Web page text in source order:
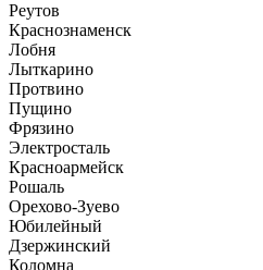
Реутов
Краснознаменск
Лобня
Лыткарино
Протвино
Пущино
Фрязино
Электросталь
Красноармейск
Рошаль
Орехово-Зуево
Юбилейный
Дзержинский
Коломна